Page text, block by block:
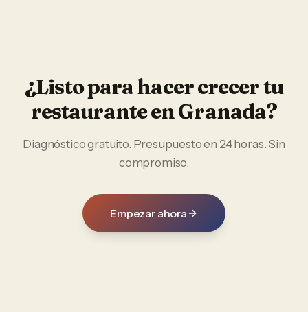
¿Listo para hacer crecer tu
restauranteenGranada?
Diagnóstico gratuito. Presupuesto en 24 horas. Sin
compromiso.
Empezar ahora